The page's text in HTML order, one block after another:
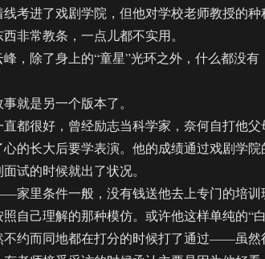
考进了戏剧学院，但他对学校老师教授的种
非常教条，一点儿都不实用。
除了身上的“童星”光环之外，什么都没有
是另一个版本了。
很好，曾经励志当科学家，奈何自打他父
的长大后要学表演。他的成绩通过戏剧学院
试的时候就出了状况。
里条件一般，没有钱送他去上专门的培训
自己理解的那种模仿。或许他这样单纯的“
不约而同地都在打分的时候打了通过——虽然